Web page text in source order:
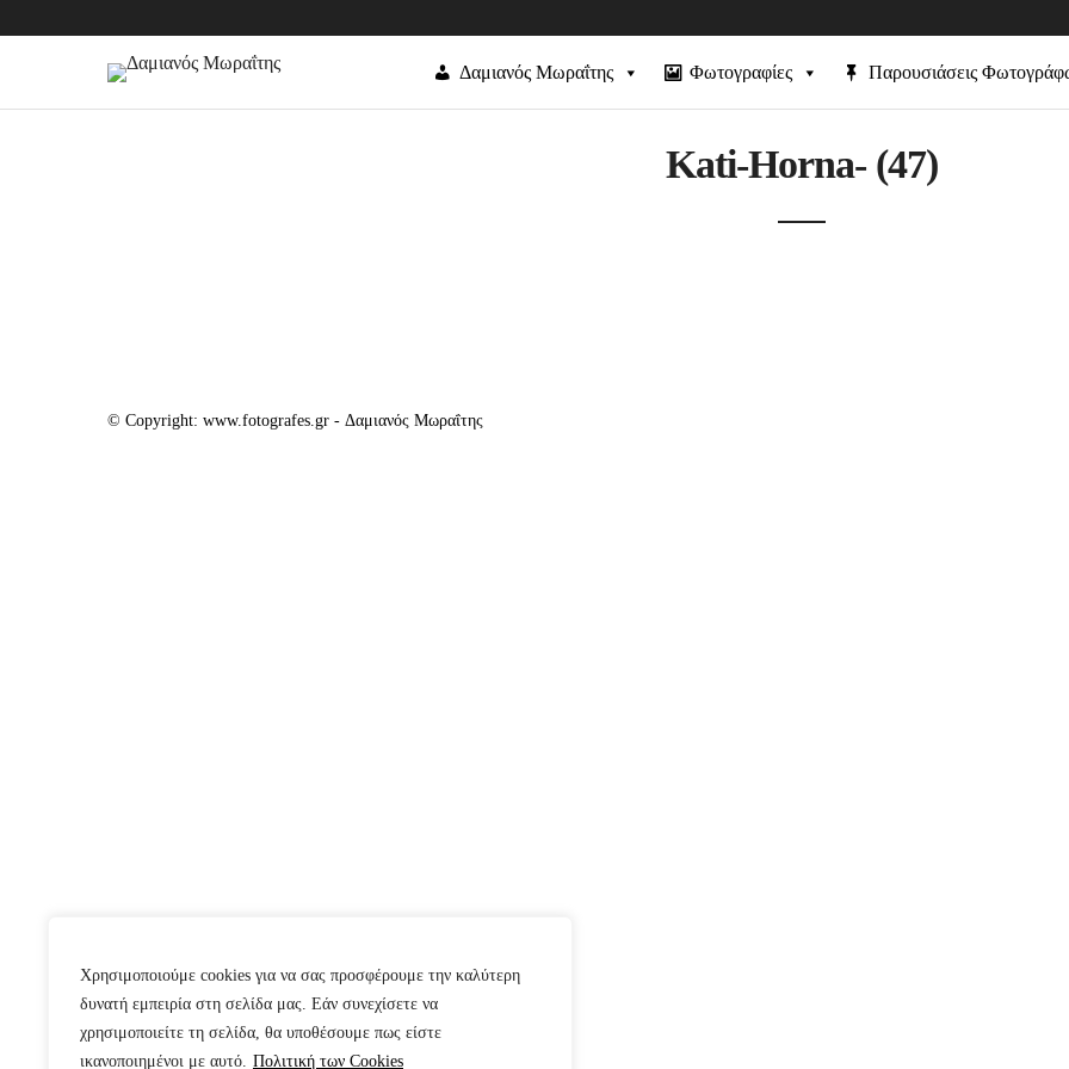
Χρησιμοποιούμε cookies για να σας προσφέρουμε την καλύτερη
δυνατή εμπειρία στη σελίδα μας. Εάν συνεχίσετε να
χρησιμοποιείτε τη σελίδα, θα υποθέσουμε πως είστε
ικανοποιημένοι με αυτό. Πολιτική των Cookies
Δαμιανός Μωραΐτης Φωτογραφίες Παρουσιάσεις
Kati-Horna- (47)
© Copyright: www.fotografes.gr - Δαμιανός Μωραΐτης